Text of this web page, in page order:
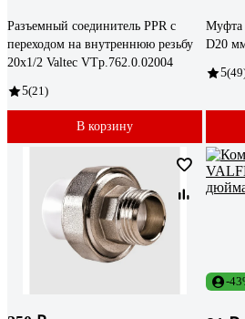
Разъемный соединитель PPR с
переходом на внутреннюю резьбу
20х1/2 Valtec VTp.762.0.02004
5(21)
В корзину
Муфта
D20
5
-